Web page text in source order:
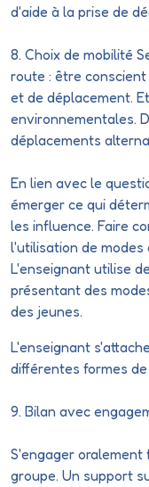
d'aide à la prise de
8. Choix de mobilité
route : être
et de déplacement.
environnementales.
déplacements
En lien avec le
émerger ce qui
les influence. Faire
l'utilisation de
L'enseignant utilise
présentant des
des jeunes.
L'enseignant
différentes formes
9. Bilan avec
S'engager
groupe. Un support